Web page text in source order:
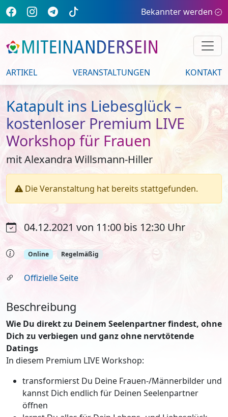
Bekannter werden
ARTIKEL VERANSTALTUNGEN KONTAKT
Katapult ins Liebesglück –
kostenloser Premium LIVE
Workshop für Frauen
mit Alexandra Willsmann-Hiller
Die Veranstaltung hat bereits stattgefunden.
04.12.2021 von 11:00 bis 12:30 Uhr
Online Regelmäßig
Offizielle Seite
Beschreibung
Wie Du direkt zu Deinem Seelenpartner findest, ohne
Dich zu verbiegen und ganz ohne nervtötende
Datings
In diesem Premium LIVE Workshop:
transformierst Du Deine Frauen-/Männerbilder und
kannst Dich endlich für Deinen Seelenpartner
öffnen